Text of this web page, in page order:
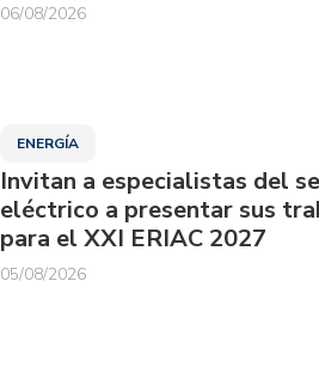
06/08/2026
ENERGÍA
Invitan a especialistas del
eléctrico a presentar sus
para el XXI ERIAC 2027
05/08/2026